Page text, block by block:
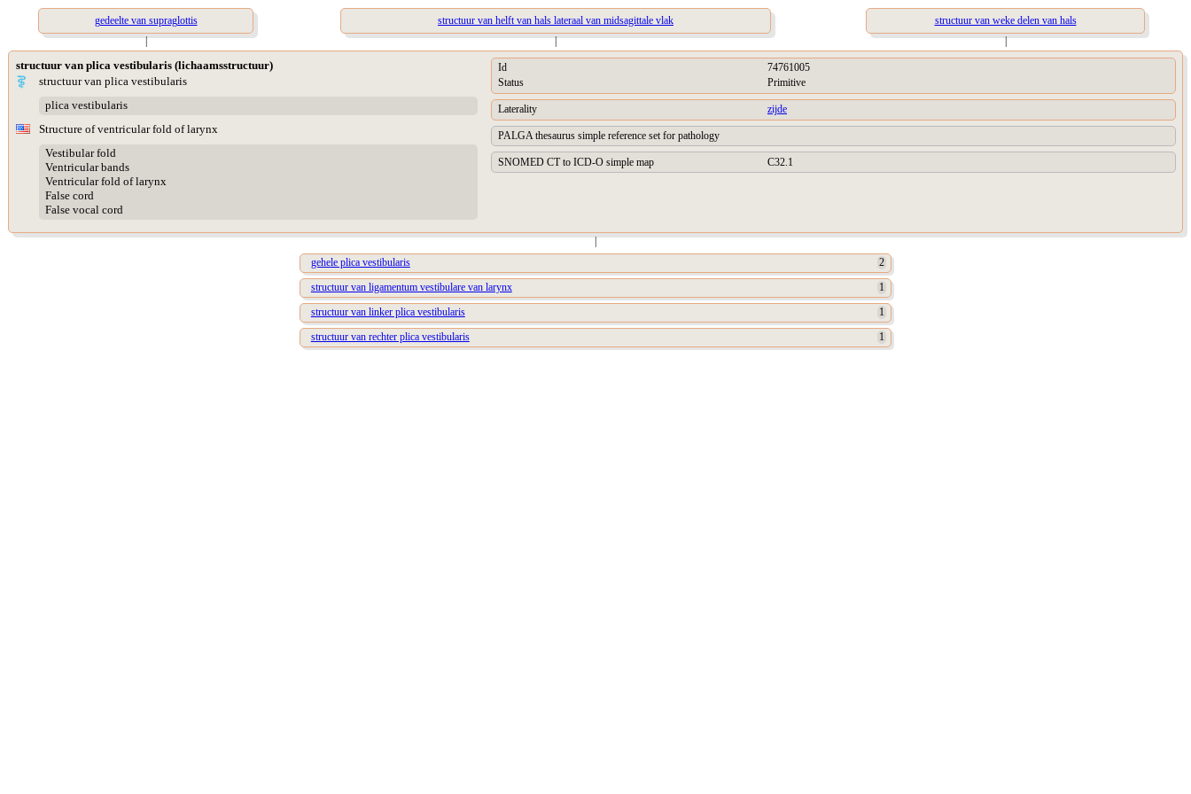
gedeelte van supraglottis structuur van helft van hals lateraal van midsagittale vlak
structuur van weke delen van hals
|
| |
structuur van plica vestibularis (lichaamsstructuur)
structuur van plica vestibularis
plica vestibularis
Structure of ventricular fold of larynx
Vestibular fold
Ventricular bands
Ventricular fold of larynx
False cord
False vocal cord
Id
74761005
Status
Primitive
Laterality zijde
PALGA thesaurus simple reference set for pathology
SNOMED CT to ICD-O simple map C32.1
|
gehele plica vestibularis
2
structuur van ligamentum vestibulare van larynx
1
structuur van linker plica vestibularis
1
structuur van rechter plica vestibularis
1